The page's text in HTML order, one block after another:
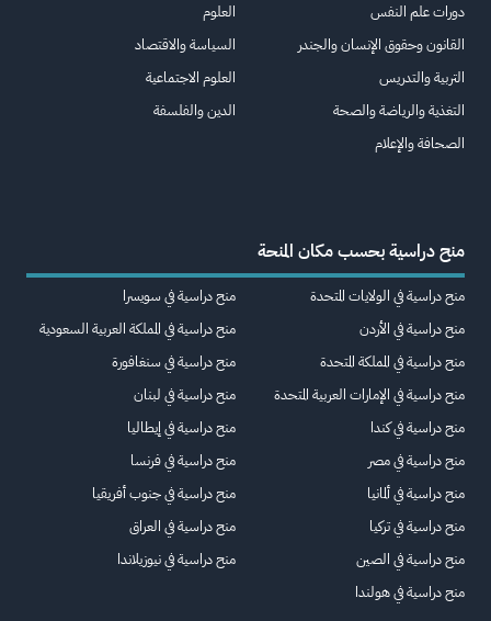
دورات علم النفس
القانون وحقوق الإنسان والجندر
التربية والتدريس
التغذية والرياضة والصحة
الصحافة والإعلام
العلوم
السياسة والاقتصاد
العلوم الاجتماعية
الدين والفلسفة
منح دراسية بحسب مكان المنحة
منح دراسية في الولايات المتحدة
منح دراسية في الأردن
منح دراسية في المملكة المتحدة
منح دراسية في الإمارات العربية المتحدة
منح دراسية في كندا
منح دراسية في مصر
منح دراسية في ألمانيا
منح دراسية في تركيا
منح دراسية في الصين
منح دراسية في هولندا
منح دراسية في سويسرا
منح دراسية في المملكة العربية السعودية
منح دراسية في سنغافورة
منح دراسية في لبنان
منح دراسية في إيطاليا
منح دراسية في فرنسا
منح دراسية في جنوب أفريقيا
منح دراسية في العراق
منح دراسية في نيوزيلاندا